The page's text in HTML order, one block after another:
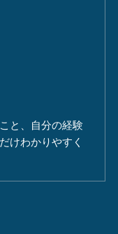
と、自分の経験
けわかりやすく